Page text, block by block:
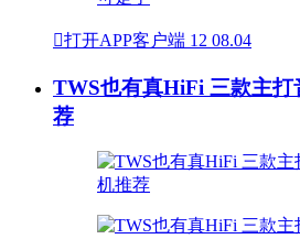
打开APP客户端 12 08.04
TWS也有真HiFi 三款主打
荐